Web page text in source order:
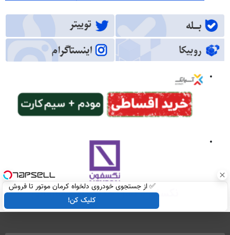
✅ از جستجوی خودروی دلخواه کرمان موتور تا فروش
ساده، بی واسطه و مستقیم
کلیک کن!